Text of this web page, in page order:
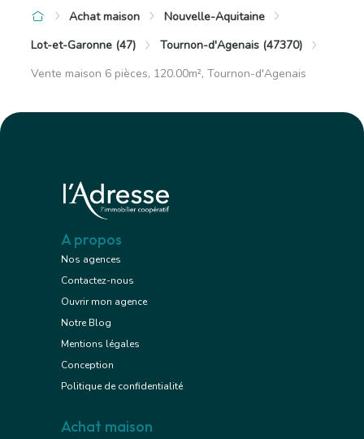
Achat maison
Nouvelle-Aquitaine
Lot-et-Garonne (47)
Tournon-d'Agenais (47370)
Vente maison 6 pièces, 120.00m², Tournon-d'Agenais
A propos
Nos agences
Contactez-nous
Ouvrir mon agence
Notre Blog
Mentions légales
Conception
Politique de confidentialité
Achat maison